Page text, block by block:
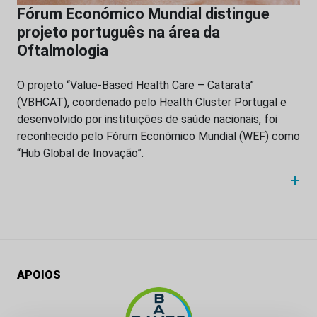
Fórum Económico Mundial distingue
projeto português na área da
Oftalmologia
O projeto “Value-Based Health Care – Catarata”
(VBHCAT), coordenado pelo Health Cluster Portugal e
desenvolvido por instituições de saúde nacionais, foi
reconhecido pelo Fórum Económico Mundial (WEF) como
“Hub Global de Inovação”.
+
APOIOS